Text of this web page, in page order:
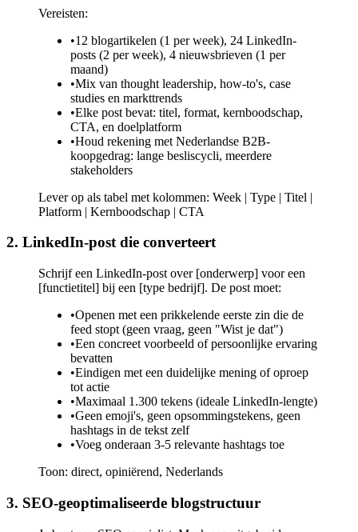
Vereisten:
•12 blogartikelen (1 per week), 24 LinkedIn-
posts (2 per week), 4 nieuwsbrieven (1 per
maand)
•Mix van thought leadership, how-to's, case
studies en markttrends
•Elke post bevat: titel, format, kernboodschap,
CTA, en doelplatform
•Houd rekening met Nederlandse B2B-
koopgedrag: lange besliscycli, meerdere
stakeholders
Lever op als tabel met kolommen: Week | Type | Titel |
Platform | Kernboodschap | CTA
2. LinkedIn-post die converteert
Schrijf een LinkedIn-post over [onderwerp] voor een
[functietitel] bij een [type bedrijf]. De post moet:
•Openen met een prikkelende eerste zin die de
feed stopt (geen vraag, geen "Wist je dat")
•Een concreet voorbeeld of persoonlijke ervaring
bevatten
•Eindigen met een duidelijke mening of oproep
tot actie
•Maximaal 1.300 tekens (ideale LinkedIn-lengte)
•Geen emoji's, geen opsommingstekens, geen
hashtags in de tekst zelf
•Voeg onderaan 3-5 relevante hashtags toe
Toon: direct, opiniërend, Nederlands
3. SEO-geoptimaliseerde blogstructuur